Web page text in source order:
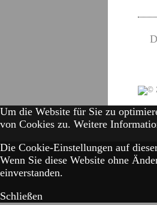
Um die Website für Sie zu
von Cookies zu. Weitere
Die Cookie-Einstellungen auf
Wenn Sie diese Website ohne
einverstanden.
Schließen